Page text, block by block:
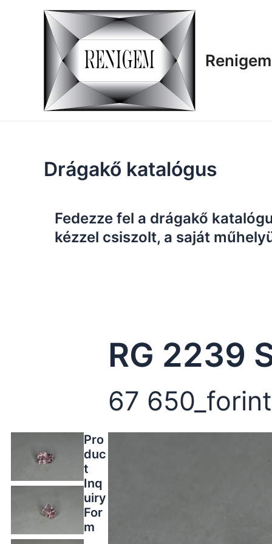
Drágakő katalógus
Fedezze fel a drágakő
kézzel csiszolt, a saját
RG 2239
67 650_forint
Pro
duc
t
Inq
uiry
For
m